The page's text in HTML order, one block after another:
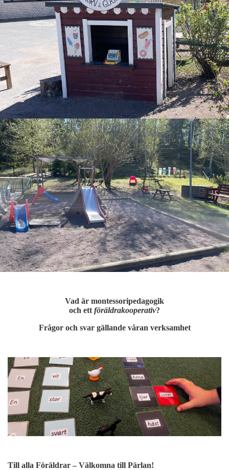
Vad är montessoripedagogik
och ett föräldrakooperativ?
Frågor och svar gällande våran verksamhet
Till alla Föräldrar – Välkomna till Pärlan!